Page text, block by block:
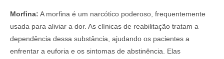
Morfina: A morfina é um narcótico poderoso, frequentemente
usada para aliviar a dor. As clínicas de reabilitação tratam a
dependência dessa substância, ajudando os pacientes a
enfrentar a euforia e os sintomas de abstinência. Elas